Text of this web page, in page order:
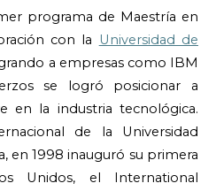
programa de Maestría en
con la
Universidad de
a empresas como IBM
se logró posicionar a
en la industria tecnológica.
de la Universidad
en 1998 inauguró su primera
Unidos, el International